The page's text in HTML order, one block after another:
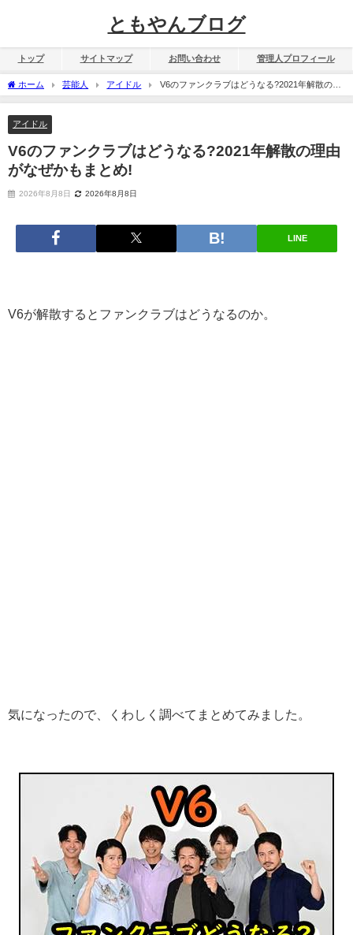
ともやんブログ
トップ サイトマップ お問い合わせ 管理人プロフィール
ホーム 芸能人 アイドル
V6のファンクラブはどうなる?2021年解散の理
由がなぜかもまとめ!
アイドル
V6のファンクラブはどうなる?2021年解散の理由
がなぜかもまとめ!
2026年8月8日 2026年8月8日
LINE
V6が解散するとファンクラブはどうなるのか。
気になったので、くわしく調べてまとめてみました。